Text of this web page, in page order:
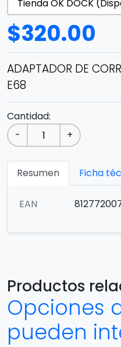
$320.00
ADAPTADOR DE
E68
Cantidad:
-
+
Resumen Ficha
EAN
Productos
Opciones
pueden